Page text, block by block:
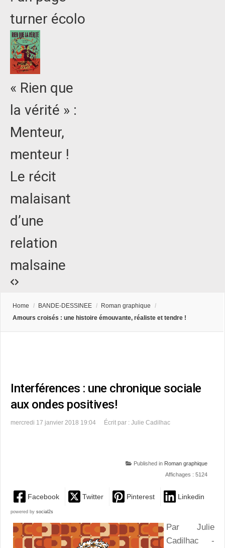
turner écolo
« Rien que
la vérité » :
Menteur,
menteur !
Le récit
malaisant
d’une
relation
malsaine
Home / BANDE-DESSINEE / Roman graphique
/
Amours croisés : une histoire émouvante, réaliste et tendre !
Interférences : une chronique sociale
aux ondes positives!
mercredi 17 janvier 2018 19:04 Écrit par : Julie Cadilhac
Published in Roman graphique
Affichages : 5124
Facebook Twitter Pinterest Linkedin
powered by social2s
Par Julie
Cadilhac -